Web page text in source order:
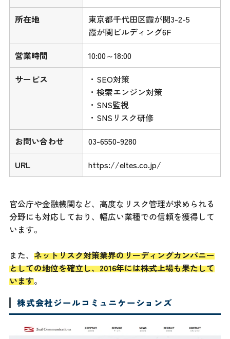
所在地
東京都千代田区霞が関3-2-5
霞が関ビルディング6F
営業時間
10:00～18:00
サービス
・SEO対策
・検索エンジン対策
・SNS監視
・SNSリスク研修
お問い合わせ
03-6550-9280
URL
https://eltes.co.jp/
官公庁や金融機関など、高度なリスク管理が求められる
分野にも対応しており、幅広い業種での信頼を獲得して
います。
また、 ネットリスク対策業界のリーディングカンパニー
としての地位を確立し、2016年には株式上場も果たして
います。
株式会社ジールコミュニケーションズ